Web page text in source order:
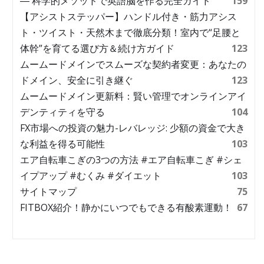
【アシストステッパー】ハンドル付き・筋力アシス
ト・ツイスト・天然木まで徹底分類！室内で“足腰と
体幹”を育てる選び方＆続け方ガイド
123
ムームードメインでスムーズな契約者変更：あなたの
ドメイン、安全に引き継ぐ
123
ムームードメイン更新料：賢い管理でオンラインアイ
デンティティを守る
104
FX市場への投資の魅力-レバレッジ: 少額の資金で大き
な利益を得る可能性
103
エア自転車こぎの3つの方法 #エア自転車こぎ #シェ
イプアップ #むくみ #ダイエット
103
サイトマップ
75
FITBOX紹介！静かにいつでもできる有酸素運動！
67